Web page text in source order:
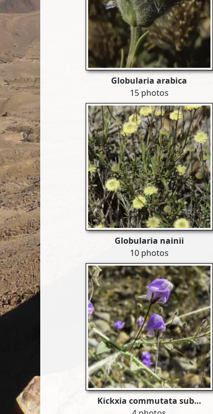
Globularia arabica
15 photos
Globularia nainii
10 photos
Kickxia commutata sub…